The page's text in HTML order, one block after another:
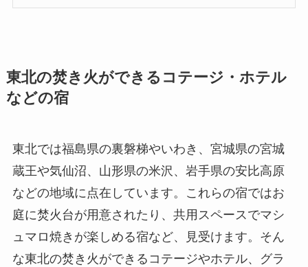
東北の焚き火ができるコテージ・ホテル
などの宿
東北では福島県の裏磐梯やいわき、宮城県の宮城
蔵王や気仙沼、山形県の米沢、岩手県の安比高原
などの地域に点在しています。これらの宿ではお
庭に焚火台が用意されたり、共用スペースでマシ
ュマロ焼きが楽しめる宿など、見受けます。そん
な東北の焚き火ができるコテージやホテル、グラ